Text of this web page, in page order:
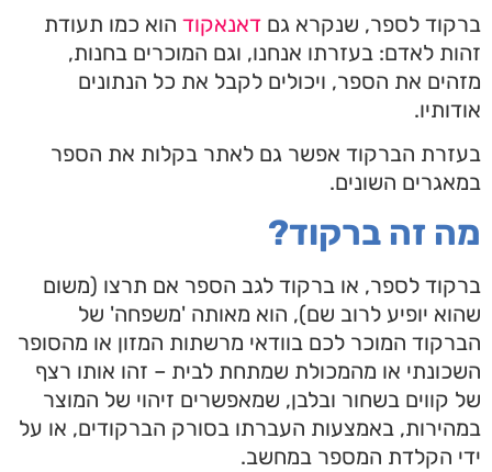
ברקוד לספר, שנקרא גם דאנאקוד הוא כמו תעודת
זהות לאדם: בעזרתו אנחנו, וגם המוכרים בחנות,
מזהים את הספר, ויכולים לקבל את כל הנתונים
אודותיו.
בעזרת הברקוד אפשר גם לאתר בקלות את הספר
במאגרים השונים.
מה זה ברקוד?
ברקוד לספר, או ברקוד לגב הספר אם תרצו (משום
שהוא יופיע לרוב שם), הוא מאותה 'משפחה' של
הברקוד המוכר לכם בוודאי מרשתות המזון או מהסופר
השכונתי או מהמכולת שמתחת לבית – זהו אותו רצף
של קווים בשחור ובלבן, שמאפשרים זיהוי של המוצר
במהירות, באמצעות העברתו בסורק הברקודים, או על
ידי הקלדת המספר במחשב.